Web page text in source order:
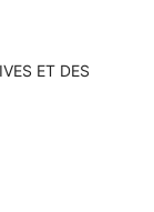
ET DES